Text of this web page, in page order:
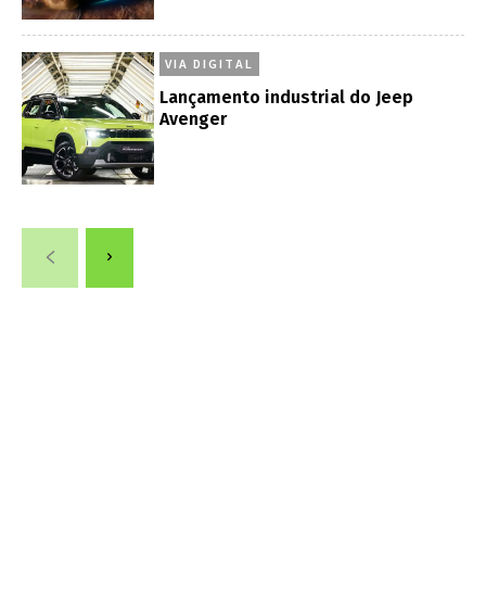
VIA DIGITAL
Lançamento industrial do Jeep
Avenger